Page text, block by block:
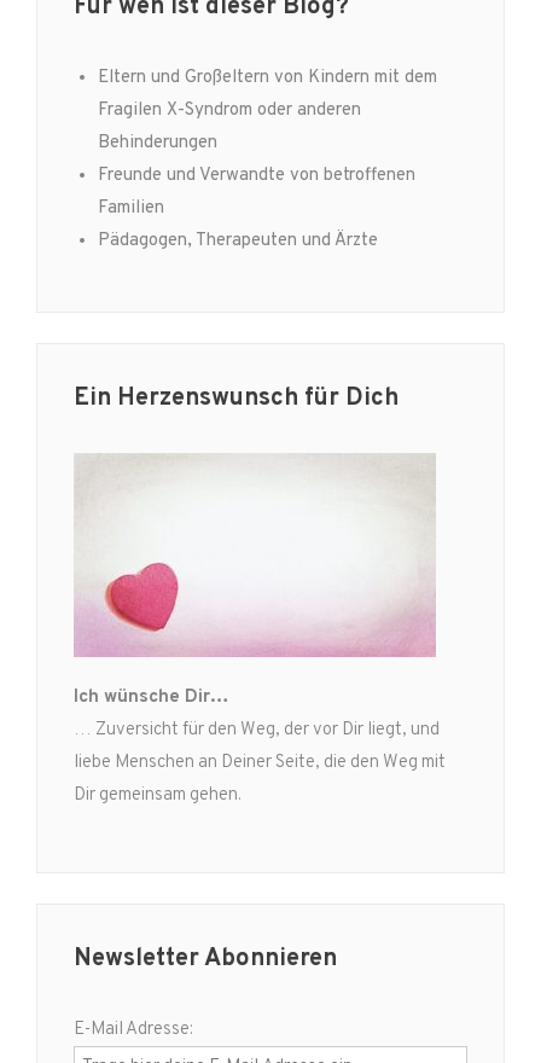
Für wen ist dieser Blog?
Eltern und Großeltern von Kindern mit dem
Fragilen X-Syndrom oder anderen
Behinderungen
Freunde und Verwandte von betroffenen
Familien
Pädagogen, Therapeuten und Ärzte
Ein Herzenswunsch für Dich
Ich wünsche Dir…
… Zuversicht für den Weg, der vor Dir liegt, und
liebe Menschen an Deiner Seite, die den Weg mit
Dir gemeinsam gehen.
Newsletter Abonnieren
E-Mail Adresse: